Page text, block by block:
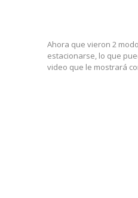
Ahora que vieron 2
estacionarse, lo que
video que le mostrará